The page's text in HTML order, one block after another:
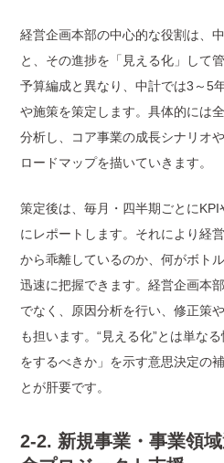
経営企画本部の中心的な役割は、
と、その進捗を「見える化」して
予算編成と異なり、中計では3～5
や施策を策定します。具体的には
分析し、コア事業の成長シナリオ
ロードマップを描いていきます。
策定後は、毎月・四半期ごとに
にレポートします。それにより経
から乖離しているのか、何がボト
迅速に把握できます。経営企画本
でなく、原因分析を行い、修正策
も担います。“見える化”とは単な
をするべきか」を示す意思決定の
とが肝要です。
2-2. 新規事業・事業領